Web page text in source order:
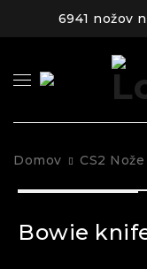
6941 nožov
Domov CS2 Nože
Bowie